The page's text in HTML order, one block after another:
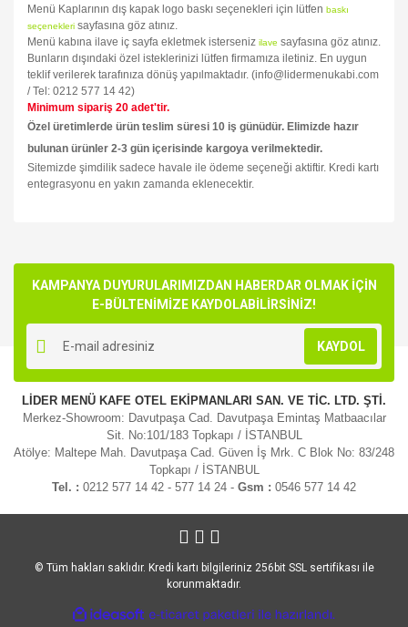
Menü Kaplarının dış kapak logo baskı seçenekleri için lütfen baskı
seçenekleri sayfasına göz atınız.
Menü kabına ilave iç sayfa ekletmek isterseniz ilave sayfasına göz atınız.
Bunların dışındaki özel isteklerinizi lütfen firmamıza iletiniz. En uygun
teklif verilerek tarafınıza dönüş yapılmaktadır. (info@lidermenukabi.com
/ Tel: 0212 577 14 42)
Minimum sipariş 20 adet'tir.
Özel üretimlerde ürün teslim süresi 10 iş günüdür. Elimizde hazır
bulunan ürünler 2-3 gün içerisinde kargoya verilmektedir.
Sitemizde şimdilik sadece havale ile ödeme seçeneği aktiftir. Kredi kartı
entegrasyonu en yakın zamanda eklenecektir.
Yorum Yaz
kullanarak tarafımıza iletebilirsiniz.
Görüş ve önerileriniz için teşekkür ederiz.
Ürün resmi kalitesiz, bozuk veya görüntülenemiyor.
Ürün açıklamasında eksik bilgiler bulunuyor.
Ürün bilgilerinde hatalar bulunuyor.
Ürün fiyatı diğer sitelerden daha pahalı.
Bu ürüne benzer farklı alternatifler olmalı.
KAMPANYA DUYURULARIMIZDAN HABERDAR OLMAK İÇİN
E-BÜLTENİMİZE KAYDOLABİLİRSİNİZ!
KAYDOL
LİDER MENÜ KAFE OTEL EKİPMANLARI SAN. VE TİC. LTD. ŞTİ.
Merkez-Showroom: Davutpaşa Cad. Davutpaşa Emintaş Matbaacılar
Sit. No:101/183 Topkapı / İSTANBUL
Atölye: Maltepe Mah. Davutpaşa Cad. Güven İş Mrk. C Blok No: 83/248
Topkapı / İSTANBUL
Tel. : 0212 577 14 42 - 577 14 24 - Gsm : 0546 577 14 42
© Tüm hakları saklıdır. Kredi kartı bilgileriniz 256bit SSL sertifikası ile
korunmaktadır.
ideasoft
e-